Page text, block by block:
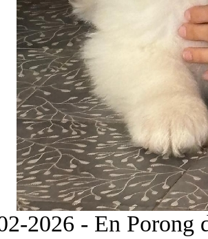
2026 - En Porong